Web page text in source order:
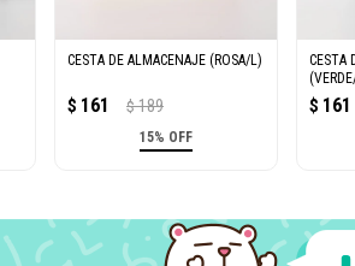
CESTA DE ALMACENAJE (ROSA/L)
$ 161 $ 189
15% OFF
CESTA
$ 161